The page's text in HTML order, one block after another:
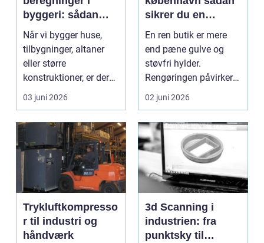
byggeri: sådan
skaber de
sikkerhed og
tryghed
Når vi bygger huse,
tilbygninger, altaner
eller større
konstruktioner, er der
én ting, der altid ska...
03 juni 2026
sikrer du en
indbydende butik
hver dag
En ren butik er mere
end pæne gulve og
støvfri hylder.
Rengøringen påvirker
kundernes
førstehåndsind...
02 juni 2026
Trykluftkompresso
r til industri og
håndværk
3d Scanning i
industrien: fra
punktsky til